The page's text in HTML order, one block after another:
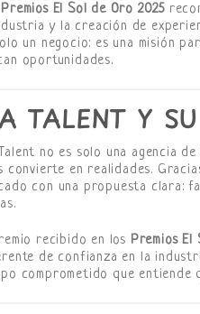
Premios El Sol de Oro 2025
y la creación de
un negocio: es una misión
oportunidades.
TALENT Y
no es solo una agencia
convierte en realidades.
con una propuesta clara:
recibido en los Premios El
de confianza en la
comprometido que entiende